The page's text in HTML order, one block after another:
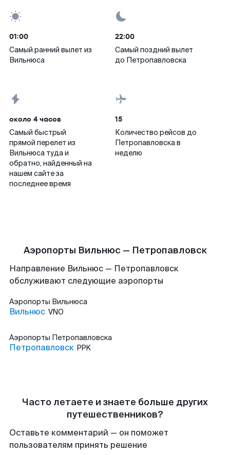
01:00
Самый ранний вылет из
Вильнюса
22:00
Самый поздний вылет
до Петропавловска
около 4 часов
Самый быстрый
прямой перелет из
Вильнюса туда и
обратно, найденный на
нашем сайте за
последнее время
15
Количество рейсов до
Петропавловска в
неделю
Аэропорты Вильнюс — Петропавловск
Направление Вильнюс — Петропавловск
обслуживают следующие аэропорты
Аэропорты Вильнюса
Вильнюс VNO
Аэропорты Петропавловска
Петропавловск PPK
Часто летаете и знаете больше других
путешественников?
Оставьте комментарий — он поможет
пользователям принять решение